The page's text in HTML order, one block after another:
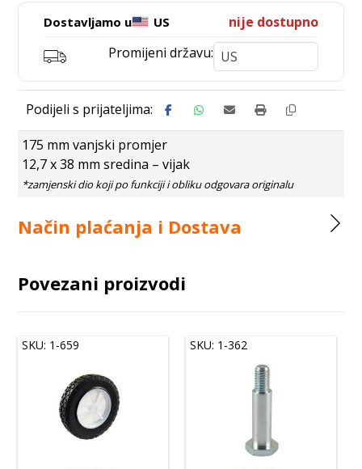
Dostavljamo u US
nije dostupno
Promijeni državu:
175 mm vanjski promjer
12,7 x 38 mm sredina – vijak
Način plaćanja i Dostava
Povezani proizvodi
SKU: 1-659 SKU: 1-362